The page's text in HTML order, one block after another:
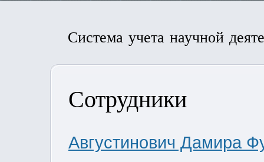
Система учета научной
Сотрудники
Августинович Дамира